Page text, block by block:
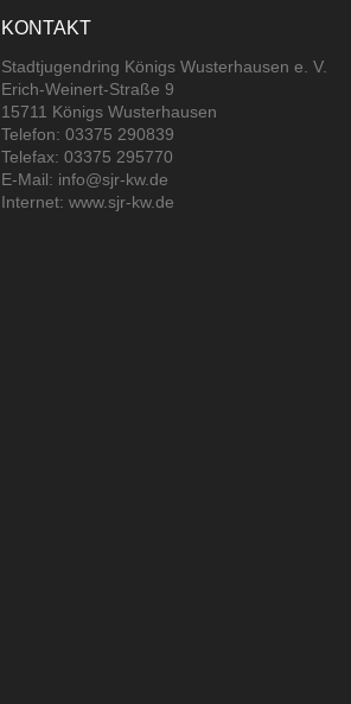
KONTAKT
Stadtjugendring Königs Wusterhausen e. V.
Erich-Weinert-Straße 9
15711 Königs Wusterhausen
Telefon: 03375 290839
Telefax: 03375 295770
E-Mail: info@sjr-kw.de
Internet: www.sjr-kw.de